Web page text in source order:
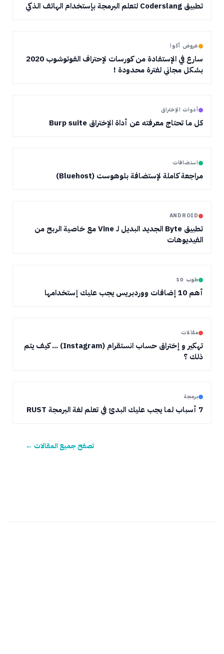
تطبيق Coderslang لتعلم البرمجة بإستخدام الهاتف الذكي
عروض أكوا
سارع في الإستفادة من كورسات لإحتراف الفوتوشوب 2020
بشكل مجاني لفترة محدودة !
أدوات الإختراق
كل ما تحتاج معرفته عن أداة الإختراق Burp suite
استضافات
مراجعة كاملة لإستضافة بلوهوست (Bluehost)
ANDROID
تطبيق Byte الجديد البديل لـ Vine مع خاصية الربح من
الفيديوهات
طوب 10
أهم 10 إضافات ووردبريس يجب عليك إستخدامها
مقالات
تهكير و إختراق حساب انستقرام (Instagram) ... كيف يتم
ذلك ؟
برمجة
7 أسباب لما يجب عليك البدئ في تعلم لغة البرمجة RUST
تصفح جميع المقالات ←